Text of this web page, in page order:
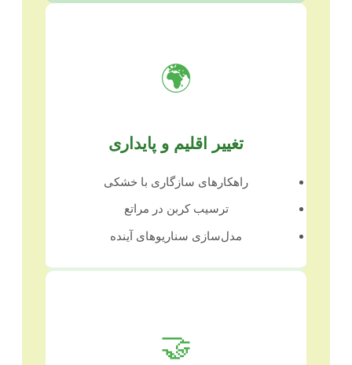
🌍
تغییر اقلیم و پایداری
راهکارهای سازگاری با خشکی
ترسیب کربن در مراتع
مدل‌سازی سناریوهای آینده
🤝